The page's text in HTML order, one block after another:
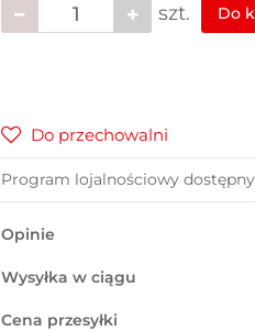
szt. Do
Do przechowalni
Program lojalnościowy
Opinie
Wysyłka w ciągu
Cena przesyłki